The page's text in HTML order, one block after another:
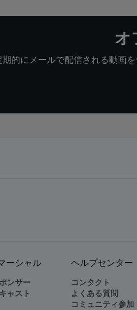
オ
期的にメールで配信される動画
ーシャル
ンサー
ャスト
ヘルプセンター
コンタクト
よくある質問
コミュニティ参加